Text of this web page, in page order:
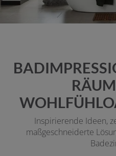
Inspirierende Ideen,
maßgeschneiderte